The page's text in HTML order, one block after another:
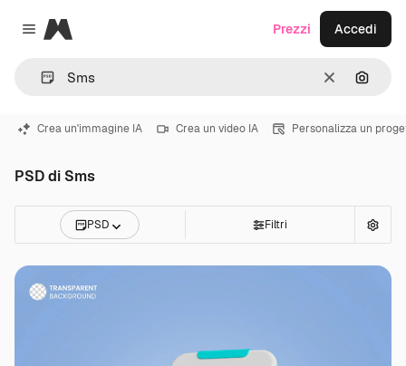
Close menu
Magnific
CancellaCerca
Prezzi Accedi
Crea un'immagine IA Crea un video IA Personalizza un
PSD di Sms
PSD Filtri